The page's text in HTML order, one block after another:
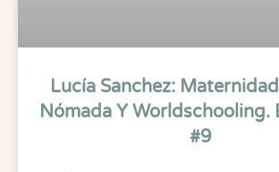
Lucía Sanchez:
Nómada Y Worldschooling.
#9